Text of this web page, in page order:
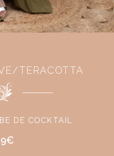
TERACOTTA
DE COCKTAIL